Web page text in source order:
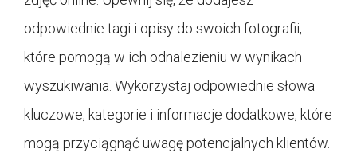
odpowiednie tagi i opisy do swoich fotografii,
które pomogą w ich odnalezieniu w wynikach
wyszukiwania. Wykorzystaj odpowiednie słowa
kluczowe, kategorie i informacje dodatkowe, które
mogą przyciągnąć uwagę potencjalnych klientów.